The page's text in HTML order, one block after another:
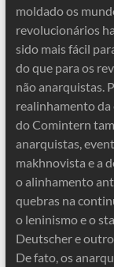
moldado os
revolucionários
sido mais fácil
do que para os
não anarquistas.
realinhamento da
do Comintern
anarquistas,
makhnovista e a
o alinhamento
quebras na
o leninismo e o
Deutscher e
De fato, os